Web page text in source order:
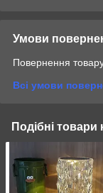
Умови
Повернення
Всі умови
Подібні товари